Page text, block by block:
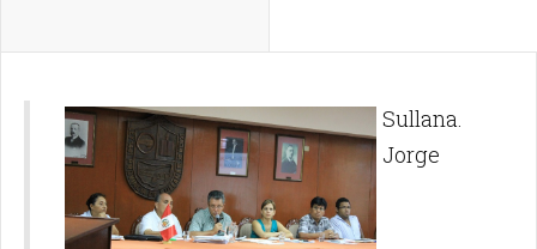
Sullana.
Jorge